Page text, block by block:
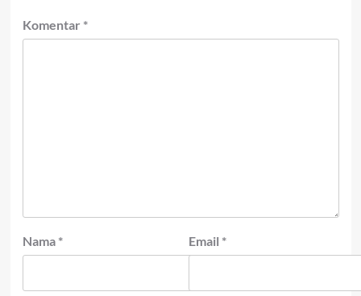
Komentar *
Nama * Email *